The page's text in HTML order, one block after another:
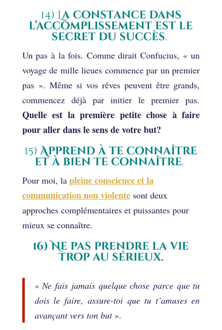
14) La constance dans
l’accomplissement est le
secret du succès.
Un pas à la fois. Comme dirait Confucius, « un
voyage de mille lieues commence par un premier
pas ». Même si vos rêves peuvent être grands,
commencez déjà par initier le premier pas.
Quelle est la première petite chose à faire
pour aller dans le sens de votre but?
15)Apprend à te connaître
et à bien te connaître.
Pour moi, la pleine conscience et la
communication non violentesont deux
approches complémentaires et puissantes pour
mieux se connaître.
16) Ne pas prendre la vie
trop au sérieux.
«Ne fais jamais quelque chose parce que tu
dois le faire,assure-toi que tu t’amuses en
avançant vers ton but».